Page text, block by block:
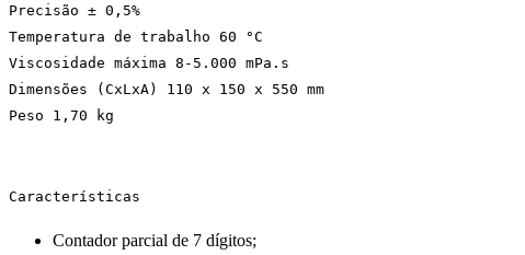
Precisão ± 0,5%
Temperatura de trabalho 60 °C
Viscosidade máxima 8-5.000 mPa.s
Dimensões (CxLxA) 110 x 150 x 550 mm
Peso 1,70 kg
Características
Contador parcial de 7 dígitos;